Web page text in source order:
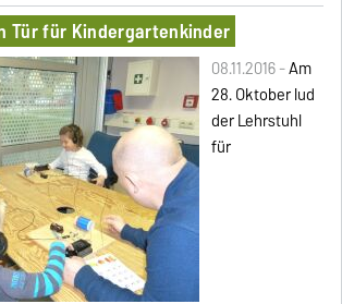
Tür für Kindergartenkinder
08.11.2016 -Am
28. Oktober lud
der Lehrstuhl
für